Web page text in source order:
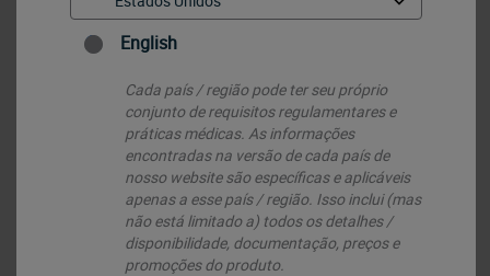
English
Cada país / região pode ter seu próprio
conjunto de requisitos regulamentares e
práticas médicas. As informações
encontradas na versão de cada país de
nosso website são específicas e aplicáveis ​​
apenas a esse país / região. Isso inclui (mas
não está limitado a) todos os detalhes /
disponibilidade, documentação, preços e
promoções do produto.
Detecção de refinação de polímero Bond